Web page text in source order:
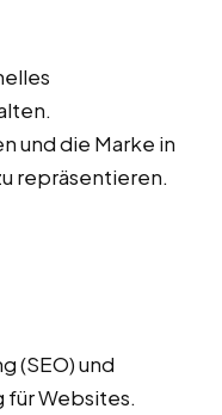
und die Marke in
repräsentieren.
(SEO) und
Websites.